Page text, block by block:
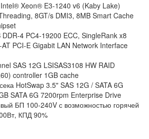
Xeon® E3-1240 v6 (Kaby Lake)
8GT/s DMI3, 8MB Smart Cache
4 PC4-19200 ECC, SingleRank x8
PCI-E Gigabit LAN Network Interface
SAS 12G LSISAS3108 HW RAID
controller 1GB cache
HotSwap 3.5" SAS 12G / SATA 6G
SATA 6G 7200rpm Enterprise Drive
БП 100-240V с возможностью горячей
КПД 90%